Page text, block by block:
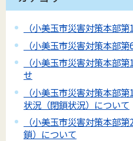
（小美玉市災害対策本部
（小美玉市災害対策本部
（小美玉市災害対策本部
せ
（小美玉市災害対策本部
状況（閉鎖状況）について
（小美玉市災害対策本部
鎖）について